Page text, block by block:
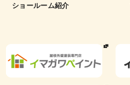
ショールーム紹介